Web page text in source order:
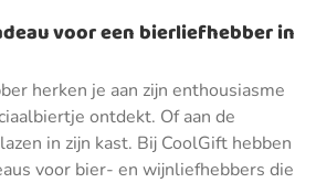
voor een bierliefhebber in
herken je aan zijn enthousiasme
ontdekt. Of aan de
in zijn kast. Bij CoolGift hebben
voor bier- en wijnliefhebbers die